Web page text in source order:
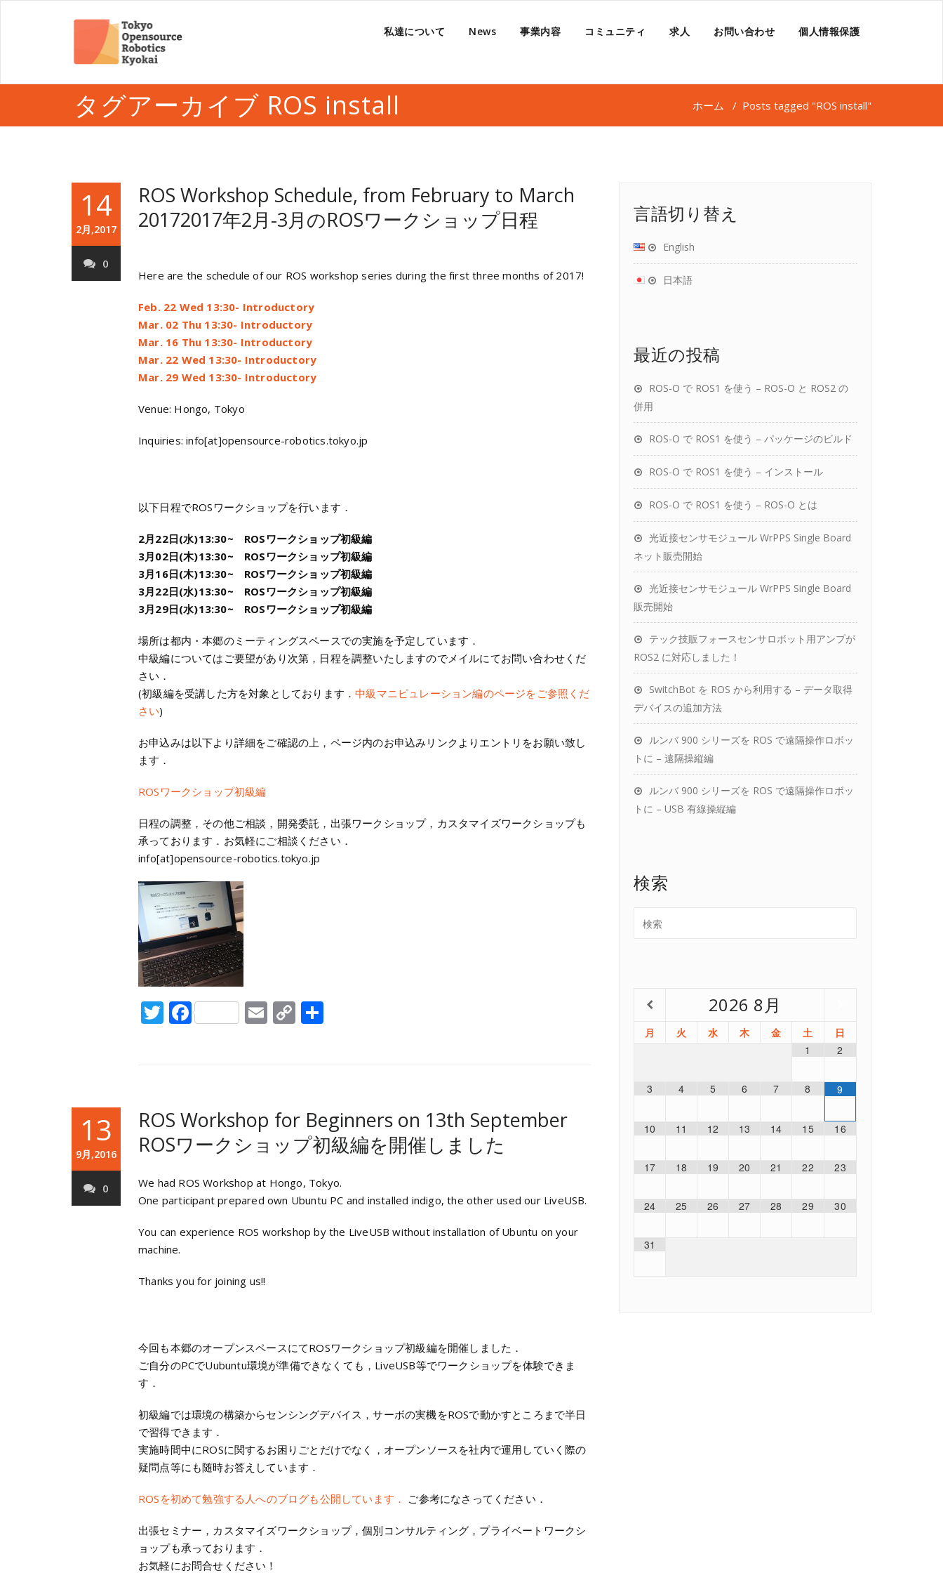
私達について News 事業内容 コミュニティ 求人 お問い合わせ 個人情報保護
タグアーカイブ ROS install ホーム / Posts tagged "ROS install"
14
2月,2017
0
ROS Workshop Schedule, from February to March
20172017年2月-3月のROSワークショップ日程
Here are the schedule of our ROS workshop series during the first three months of 2017!
Feb. 22 Wed 13:30- Introductory
Mar. 02 Thu 13:30- Introductory
Mar. 16 Thu 13:30- Introductory
Mar. 22 Wed 13:30- Introductory
Mar. 29 Wed 13:30- Introductory
Venue: Hongo, Tokyo
Inquiries: info[at]opensource-robotics.tokyo.jp
以下日程でROSワークショップを行います．
2月22日(水)13:30~ ROSワークショップ初級編
3月02日(木)13:30~ ROSワークショップ初級編
3月16日(木)13:30~ ROSワークショップ初級編
3月22日(水)13:30~ ROSワークショップ初級編
3月29日(水)13:30~ ROSワークショップ初級編
場所は都内・本郷のミーティングスペースでの実施を予定しています．
中級編についてはご要望があり次第，日程を調整いたしますのでメイルにてお問い合わせくだ
さい．
(初級編を受講した方を対象としております．中級マニピュレーション編のページをご参照くだ
さい)
お申込みは以下より詳細をご確認の上，ページ内のお申込みリンクよりエントリをお願い致し
ます．
ROSワークショップ初級編
日程の調整，その他ご相談，開発委託，出張ワークショップ，カスタマイズワークショップも
承っております．お気軽にご相談ください．
info[at]opensource-robotics.tokyo.jp
Twitter
FacebookEmail
Copy
13
9月,2016
0
ROS Workshop for Beginners on 13th September
ROSワークショップ初級編を開催しました
We had ROS Workshop at Hongo, Tokyo.
One participant prepared own Ubuntu PC and installed indigo, the other used our LiveUSB.
You can experience ROS workshop by the LiveUSB without installation of Ubuntu on your
machine.
Thanks you for joining us!!
今回も本郷のオープンスペースにてROSワークショップ初級編を開催しました．
ご自分のPCでUubuntu環境が準備できなくても，LiveUSB等でワークショップを体験できま
す．
初級編では環境の構築からセンシングデバイス，サーボの実機をROSで動かすところまで半日
で習得できます．
実施時間中にROSに関するお困りごとだけでなく，オープンソースを社内で運用していく際の
疑問点等にも随時お答えしています．
ROSを初めて勉強する人へのブログも公開しています． ご参考になさってください．
出張セミナー，カスタマイズワークショップ，個別コンサルティング，プライベートワークシ
ョップも承っております．
お気軽にお問合せください！
言語切り替え
English
日本語
最近の投稿
ROS-O で ROS1 を使う – ROS-O と ROS2 の
併用
ROS-O で ROS1 を使う – パッケージのビルド
ROS-O で ROS1 を使う – インストール
ROS-O で ROS1 を使う – ROS-O とは
光近接センサモジュール WrPPS Single Board
ネット販売開始
光近接センサモジュール WrPPS Single Board
販売開始
テック技販フォースセンサロボット用アンプが
ROS2 に対応しました！
SwitchBot を ROS から利用する – データ取得
デバイスの追加方法
ルンバ 900 シリーズを ROS で遠隔操作ロボッ
トに – 遠隔操縦編
ルンバ 900 シリーズを ROS で遠隔操作ロボッ
トに – USB 有線操縦編
検索
2026 8月
月 火 水 木 金 土
日
1
2
3 4 5 6 7 8 9
10 11 12 13 14 15 16
17 18 19 20 21 22 23
24 25 26 27 28 29 30
31